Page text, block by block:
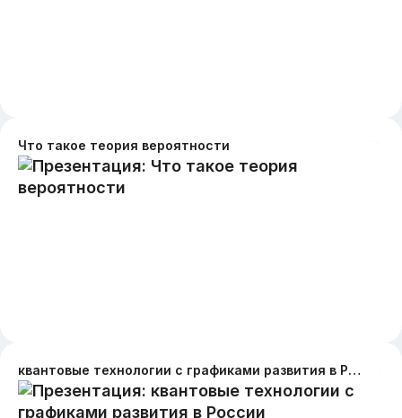
Что такое теория вероятности
квантовые технологии с графиками развития в России